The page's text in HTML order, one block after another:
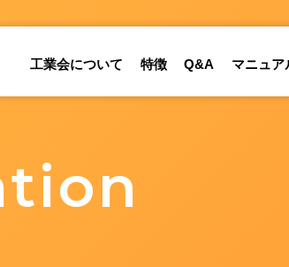
工業会について 特徴 Q&A マニュア